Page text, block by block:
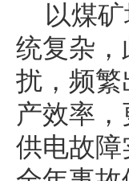
以煤
统复杂
扰，频
产效率
供电故